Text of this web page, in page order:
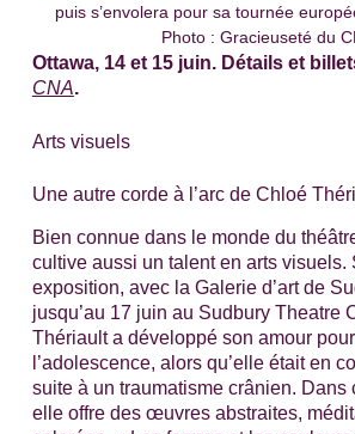
puis s’envolera pour sa tournée
Photo : Gracieuseté du
Ottawa, 14 et 15 juin. Détails et
CNA.
Arts visuels
Une autre corde à l’arc de Chloé
Bien connue dans le monde du
cultive aussi un talent en arts visuels.
exposition, avec la Galerie d’art de
jusqu’au 17 juin au Sudbury Theatre
Thériault a développé son amour
l’adolescence, alors qu’elle était en
suite à un traumatisme crânien. Dans
elle offre des œuvres abstraites,